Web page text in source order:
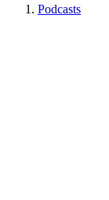
Podcasts